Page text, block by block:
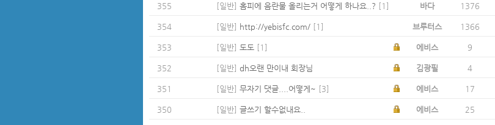
355 [일반] 홈피에 음란물 올리는거 어떻게 하나요..? [1] 바다 1376
354 [일반] http://yebisfc.com/ [1] 브루터스 1366
353 [일반] 도도 [1] 에비스 9
352 [일반] dh오랜 만이내 회장님 김광필 4
351 [일반] 무자기 댓글....어떻게~ [3] 에비스 17
350 [일반] 글쓰기 할수없내요.. 에비스 25